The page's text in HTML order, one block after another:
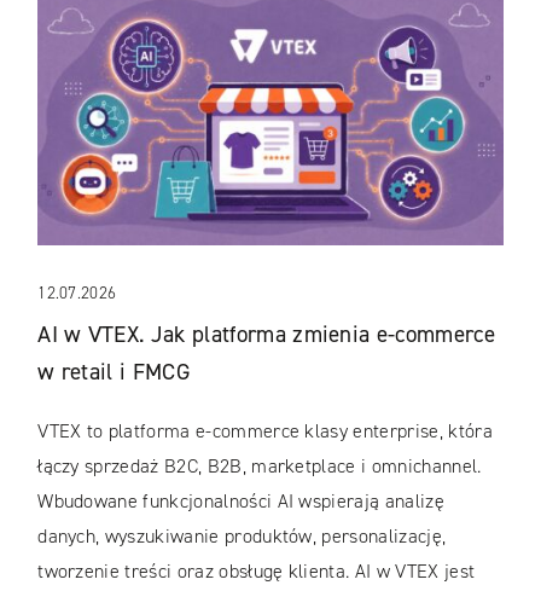
12.07.2026
AI w VTEX. Jak platforma zmienia e-commerce
w retail i FMCG
VTEX to platforma e-commerce klasy enterprise, która
łączy sprzedaż B2C, B2B, marketplace i omnichannel.
Wbudowane funkcjonalności AI wspierają analizę
danych, wyszukiwanie produktów, personalizację,
tworzenie treści oraz obsługę klienta. AI w VTEX jest